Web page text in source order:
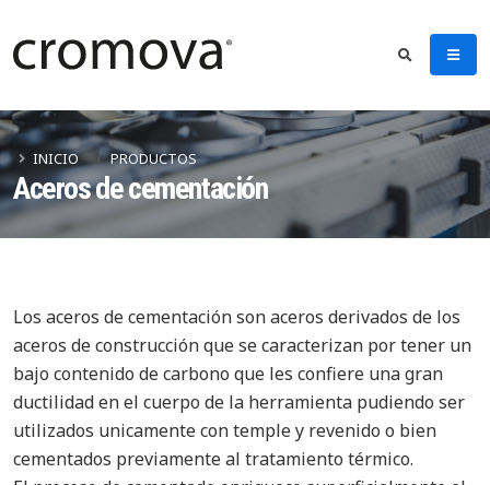
Aceros de cementación
INICIO PRODUCTOS
Los aceros de cementación son aceros derivados de los
aceros de construcción que se caracterizan por tener un
bajo contenido de carbono que les confiere una gran
ductilidad en el cuerpo de la herramienta pudiendo ser
utilizados unicamente con temple y revenido o bien
cementados previamente al tratamiento térmico.